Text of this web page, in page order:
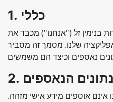
1. כללי
בנימין זל ("אנחנו") מכבד את
שלנו. מסמך זה מסביר
2. נתונים הנאספים
אינם אוספים מידע אישי מזהה.